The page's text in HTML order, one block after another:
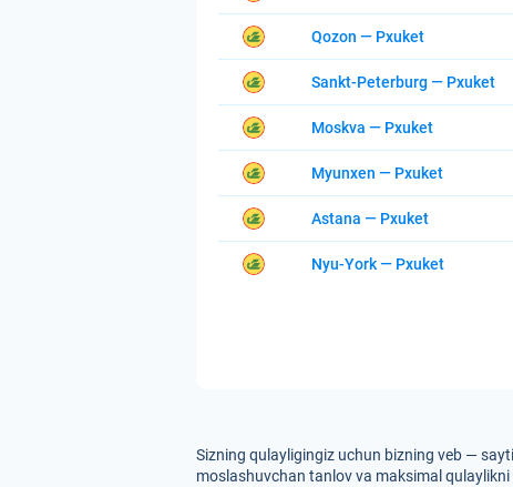
Qozon — Pxuket
Sankt-Peterburg — Pxuket
Moskva — Pxuket
Myunxen — Pxuket
Astana — Pxuket
Nyu-York — Pxuket
Sizning qulayligingiz uchun bizning veb —
moslashuvchan tanlov va maksimal